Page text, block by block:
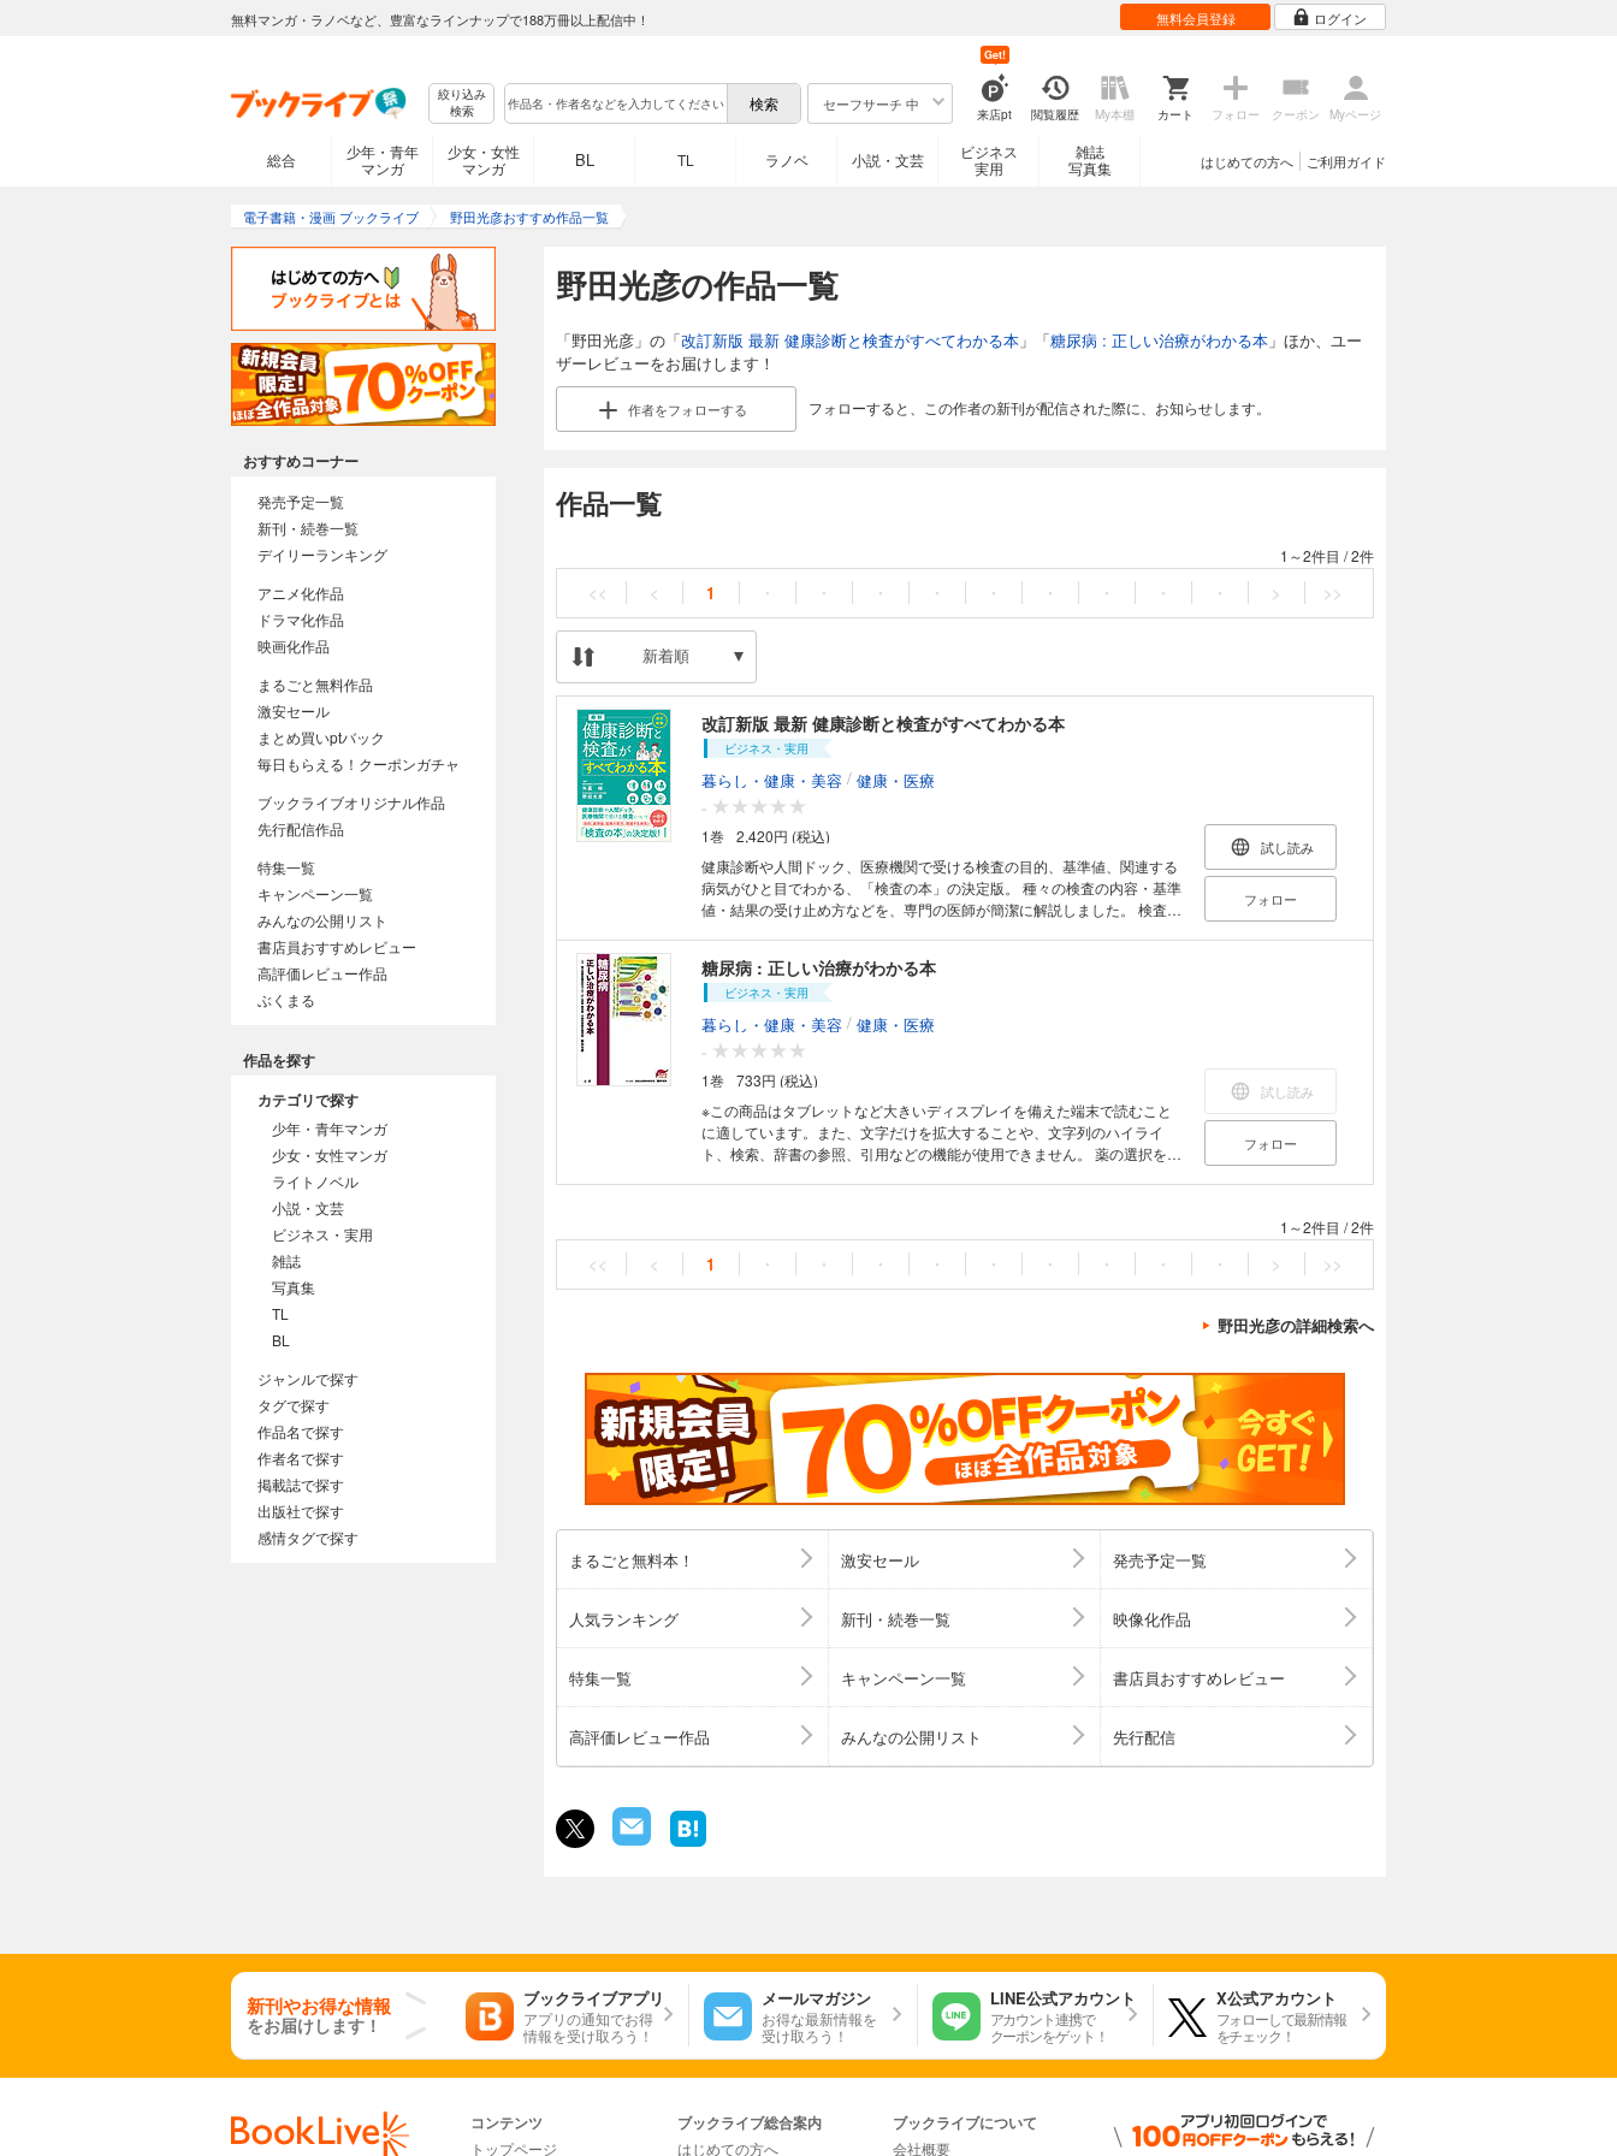
無料マンガ・ラノベなど、豊富なラインナップで188万冊以上配信中！ 無料会員登録 ログイン
絞り込み
検索
セーフサーチ 中
来店pt
Get!
閲覧履歴 My本棚 カート フォロー クーポン Myページ
総合
少年・青年
マンガ
少女・女性
マンガ
BL TL ラノベ 小説・文芸
ビジネス
実用
雑誌
写真集
ご利用ガイド
はじめての方へ
電子書籍・漫画 ブックライブ 野田光彦おすすめ作品一覧
野田光彦の作品一覧
「野田光彦」の「改訂新版 最新 健康診断と検査がすべてわかる本 」「糖尿病 : 正しい治療がわかる本 」ほか、ユー
ザーレビューをお届けします！
作者をフォローする フォローすると、この作者の新刊が配信された際に、お知らせします。
作品一覧
1～2件目 /2件
<< < 1 ・ ・ ・ ・ ・ ・ ・ ・ ・ > >>
新着順
改訂新版 最新 健康診断と検査がすべてわかる本
ビジネス・実用
暮らし・健康・美容 / 健康・医療
-
1巻
2,420円 (税込)
健康診断や人間ドック、医療機関で受ける検査の目的、基準値、関連する
病気がひと目でわかる、「検査の本」の決定版。 種々の検査の内容・基準
値・結果の受け止め方などを、専門の医師が簡潔に解説しました。 検査結
検査の受け方・検査値の見方 ❷ 健康診断のねらいと結果の受け止め方 Ⅱ
各検査の新知識 検査を受ける前に 検査の種類 血液検査・尿検査でわかる
こと ❶ 身体計測 ❷ 血圧測定 ❸ 血液生化学検査 ❹ 血球検査 ❺ 血栓・止
血検査 ❻ 炎症マーカー・免疫学的検査 ❼ 輸血・血液型検査 ❽ 腫瘍マー
カー検査（がんの検査） ❾ 感染症検査 ❿ 尿検査 ⓫ 便検査 ⓬ 妊娠に関す
る検査 ⓭ 病理検査 ⓮ その他の検体検査 ⓯ 生理機能検査 ⓰ 眼科・耳鼻科
の検査 ⓱ 画像診断（Ｘ線・超音波・内視鏡・核医学） ⓲ 遺伝子関連検
査、染色体検査 Ⅲ おもな病気と検査 ❶ 脳・神経・筋の病気 ❷ 目の病気
❸ 耳の病気 ❹ 鼻・のどの病気 ❺ 心臓・血管の病気 ❻ 気道・呼吸器の病
気 ❼ 食道・胃・腸の病気 ❽ 肝臓・胆道の病気／膵臓の病気 ❾ 腎臓・泌
尿器・男性性器の病気 ❿ 血液の病気 253 ⓫ 内分泌の病気（脳下垂体、甲
な検査の基準値一覧 さくいん
試し読み
フォロー
糖尿病 : 正しい治療がわかる本
ビジネス・実用
暮らし・健康・美容 / 健康・医療
-
1巻
733円 (税込)
※この商品はタブレットなど大きいディスプレイを備えた端末で読むこと
に適しています。また、文字だけを拡大することや、文字列のハイライ
ト、検索、辞書の参照、引用などの機能が使用できません。 薬の選択をは
試し読み
フォロー
1～2件目 /2件
<< < 1 ・ ・ ・ ・ ・ ・ ・ ・ ・ > >>
野田光彦の詳細検索へ
まるごと無料本！ 激安セール 発売予定一覧
人気ランキング 新刊・続巻一覧 映像化作品
特集一覧 キャンペーン一覧 書店員おすすめレビュー
高評価レビュー作品 みんなの公開リスト 先行配信
おすすめコーナー
発売予定一覧
新刊・続巻一覧
デイリーランキング
アニメ化作品
ドラマ化作品
映画化作品
まるごと無料作品
激安セール
まとめ買いptバック
毎日もらえる！クーポンガチャ
ブックライブオリジナル作品
先行配信作品
特集一覧
キャンペーン一覧
みんなの公開リスト
書店員おすすめレビュー
高評価レビュー作品
ぶくまる
作品を探す
カテゴリで探す
少年・青年マンガ
少女・女性マンガ
ライトノベル
小説・文芸
ビジネス・実用
雑誌
写真集
TL
BL
ジャンルで探す
タグで探す
作品名で探す
作者名で探す
掲載誌で探す
出版社で探す
感情タグで探す
新刊やお得な情報
をお届けします！
ブックライブアプリ
アプリの通知でお得
情報を受け取ろう！
メールマガジン
お得な最新情報を
受け取ろう！
LINE公式アカウント
アカウント連携で
クーポンをゲット！
X公式アカウント
フォローして最新情報
をチェック！
コンテンツ
トップページ
ブックライブ総合案内
はじめての方へ
ブックライブについて
会社概要